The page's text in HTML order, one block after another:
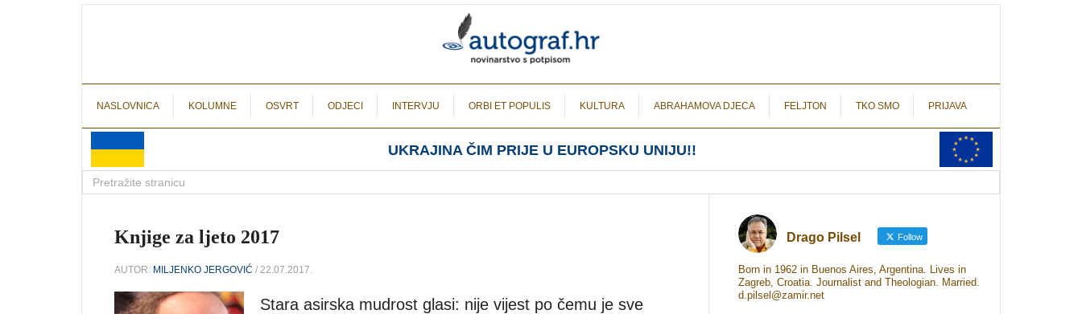
NASLOVNICA KOLUMNE OSVRT ODJECI INTERVJU ORBI ET POPULIS KULTURA ABRAHAMOVA DJECA FELJTON TKO SMO PRIJAVA
UKRAJINA ČIM PRIJE U EUROPSKU UNIJU!!
Knjige za ljeto 2017
AUTOR: MILJENKO JERGOVIĆ / 22.07.2017.
Stara asirska mudrost glasi: nije vijest po čemu je sve
Drago Pilsel Follow
Born in 1962 in Buenos Aires, Argentina. Lives in
Zagreb, Croatia. Journalist and Theologian. Married.
d.pilsel@zamir.net